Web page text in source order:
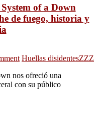
of a Down
de fuego, historia y
Huellas disidentesZZZ
nos ofreció una
con su público